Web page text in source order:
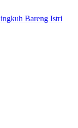
Bareng Istri